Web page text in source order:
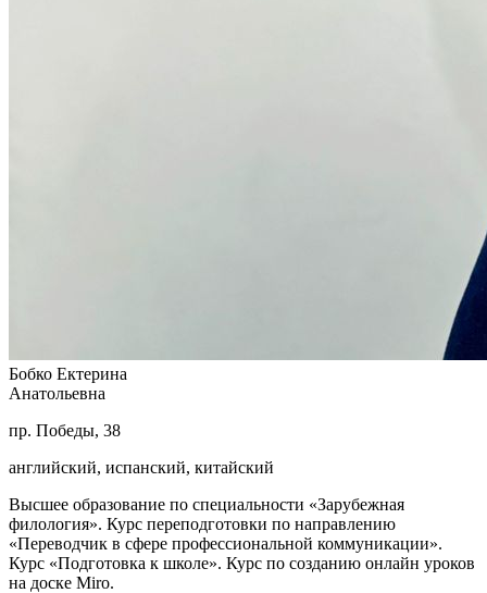
Бобко Ектерина
Анатольевна
пр. Победы, 38
английский, испанский, китайский
Высшее образование по специальности «Зарубежная
филология». Курс переподготовки по направлению
«Переводчик в сфере профессиональной коммуникации».
Курс «Подготовка к школе». Курс по созданию онлайн уроков
на доске Miro.